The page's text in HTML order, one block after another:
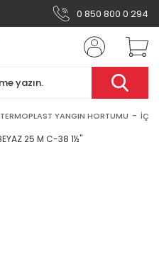
0 850 800 0 294
TERMOPLAST YANGIN HORTUMU İÇİ